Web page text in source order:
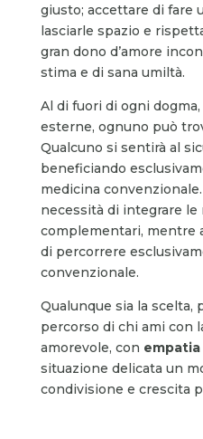
giusto; accettare di fare
lasciarle spazio e
gran dono d’amore
stima e di sana umiltà.
Al di fuori di ogni
esterne, ognuno può
Qualcuno si sentirà al
beneficiando
medicina
necessità di integrare le
complementari, mentre
di percorrere
convenzionale.
Qualunque sia la scelta,
percorso di chi ami con
amorevole, con
situazione delicata un
condivisione e crescita